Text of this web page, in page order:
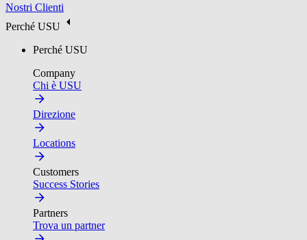
Nostri Clienti
Perché USU
Perché USU
Company
Chi è USU
Direzione
Locations
Customers
Success Stories
Partners
Trova un partner